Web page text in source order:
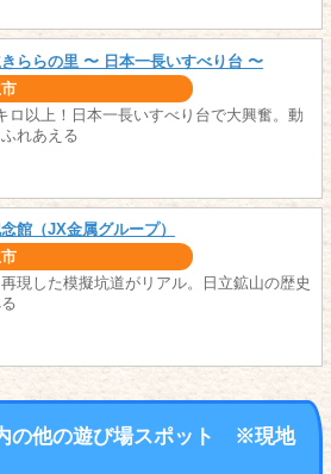
ららの里 〜 日本一長いすべり台 〜
ロ以上！日本一長いすべり台で大興奮。動
れあえる
館（JX金属グループ）
現した模擬坑道がリアル。日立鉱山の歴史
の他の遊び場スポット ※現地